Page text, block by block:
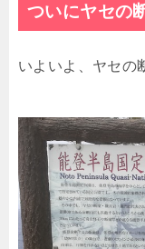
ついにヤセの
いよいよ、ヤセの